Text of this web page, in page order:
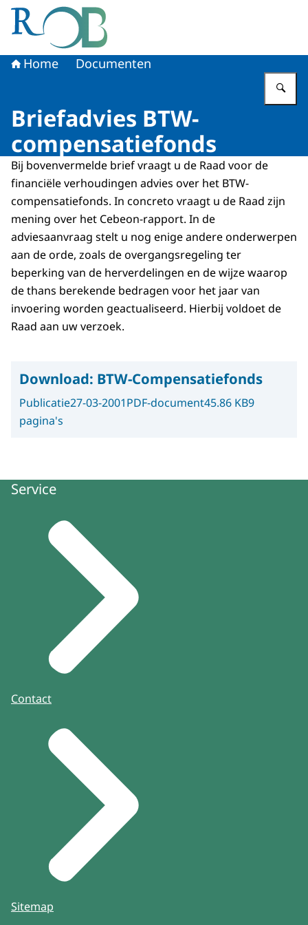
Naar de homepage van Raad voor het Openbaar Bestuur
Home Documenten
Briefadvies BTW-
compensatiefonds
Bij bovenvermelde brief vraagt u de Raad voor de
financiële verhoudingen advies over het BTW-
compensatiefonds. In concreto vraagt u de Raad zijn
mening over het Cebeon-rapport. In de
adviesaanvraag stelt u nog enige andere onderwerpen
aan de orde, zoals de overgangsregeling ter
beperking van de herverdelingen en de wijze waarop
de thans berekende bedragen voor het jaar van
invoering worden geactualiseerd. Hierbij voldoet de
Raad aan uw verzoek.
Download: BTW-Compensatiefonds
Publicatie27-03-2001PDF-document45.86 KB9
pagina's
Service
Contact
Sitemap